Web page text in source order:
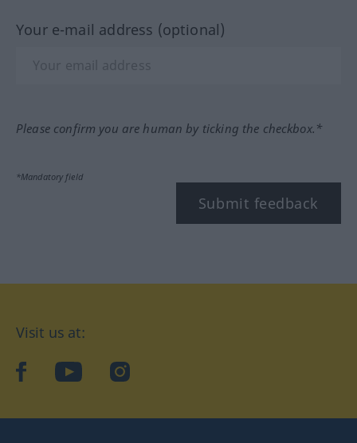
Your e-mail address (optional)
Please confirm you are human by ticking the checkbox.*
*Mandatory field
Submit feedback
Visit us at:
facebookYouTubeInstagram